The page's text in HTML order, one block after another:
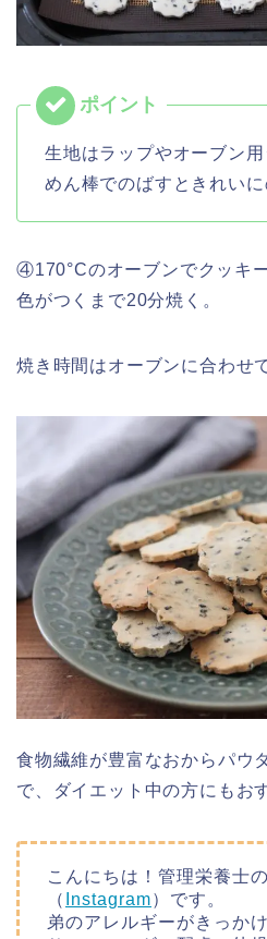
生地はラップやオーブン
めん棒でのばすときれいに
④170°Cのオーブンでクッキ
色がつくまで20分焼く。
焼き時間はオーブンに合わせ
食物繊維が豊富なおからパウ
で、ダイエット中の方にもお
こんにちは！管理栄養士
（ Instagram）です。
弟のアレルギーがきっか